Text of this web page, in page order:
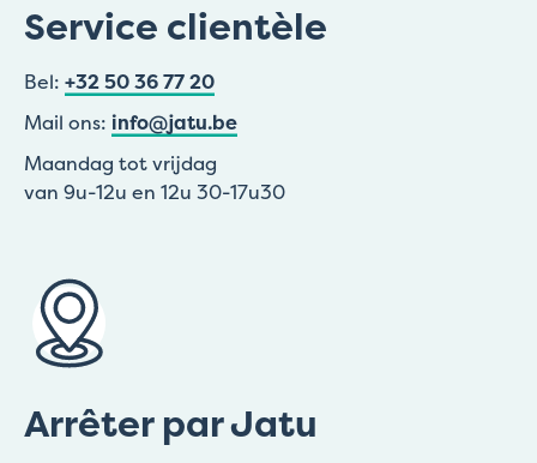
Service clientèle
Bel: +32 50 36 77 20
Mail ons: info@jatu.be
Maandag tot vrijdag
van 9u-12u en 12u 30-17u30
Arrêter par Jatu